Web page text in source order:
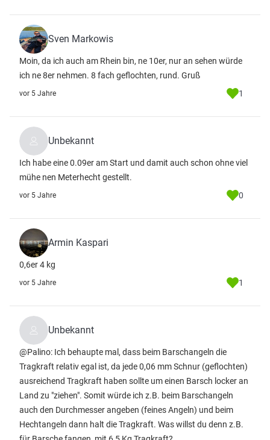
Sven Markowis
Moin, da ich auch am Rhein bin, ne 10er, nur an sehen würde
ich ne 8er nehmen. 8 fach geflochten, rund. Gruß
vor 5 Jahre 1
Unbekannt
Ich habe eine 0.09er am Start und damit auch schon ohne viel
mühe nen Meterhecht gestellt.
vor 5 Jahre 0
Armin Kaspari
0,6er 4 kg
vor 5 Jahre 1
Unbekannt
@Palino: Ich behaupte mal, dass beim Barschangeln die
Tragkraft relativ egal ist, da jede 0,06 mm Schnur (geflochten)
ausreichend Tragkraft haben sollte um einen Barsch locker an
Land zu "ziehen". Somit würde ich z.B. beim Barschangeln
auch den Durchmesser angeben (feines Angeln) und beim
Hechtangeln dann halt die Tragkraft. Was willst du denn z.B.